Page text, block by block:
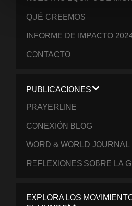
QUÉ CREEMOS
INFORME DE IMPACTO
CONTACTO
PUBLICACIONES
PRAYERLINE
CONEXIÓN BLOG
WORD & WORLD JOURNAL
REFLEXIONES SOBRE LA
EXPLORA LOS